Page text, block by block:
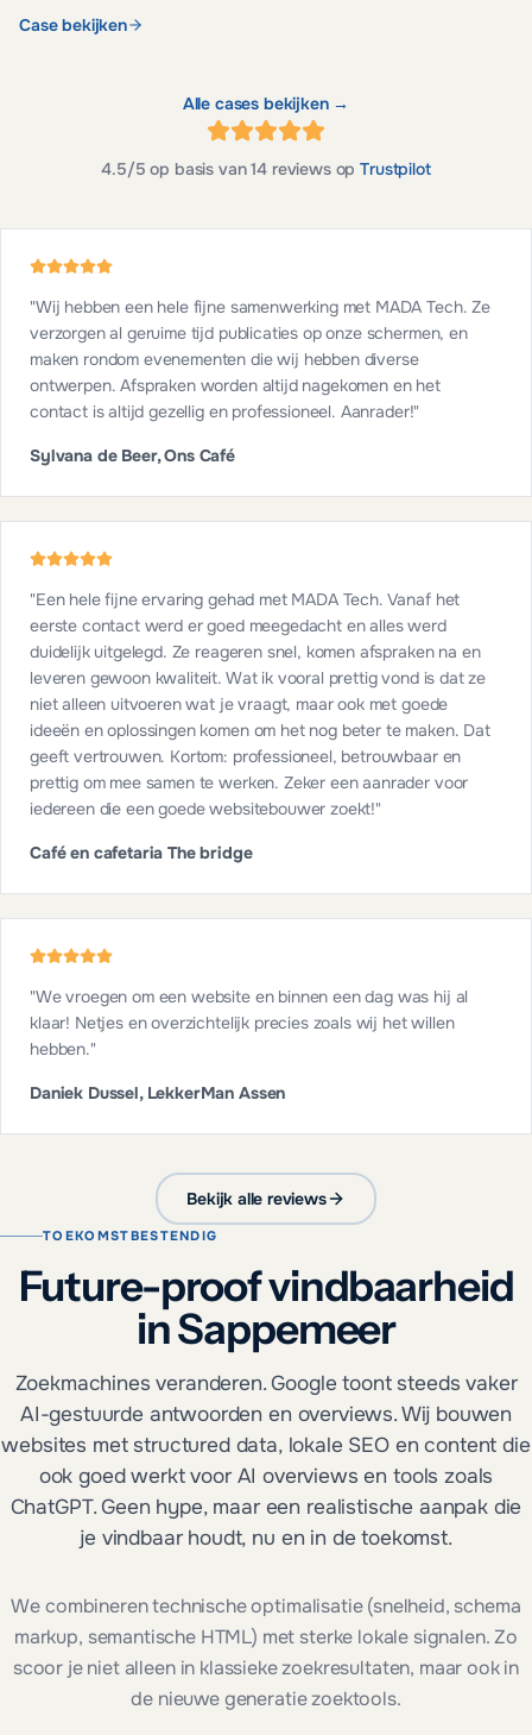
Case bekijken
Alle cases bekijken →
4.5/5 op basis van14 reviews op Trustpilot
"Wij hebben een hele fijne samenwerking met MADA Tech. Ze
verzorgen al geruime tijd publicaties op onze schermen, en
maken rondom evenementen die wij hebben diverse
ontwerpen. Afspraken worden altijd nagekomen en het
contact is altijd gezellig en professioneel. Aanrader!"
Sylvana de Beer, Ons Café
"Een hele fijne ervaring gehad met MADA Tech. Vanaf het
eerste contact werd er goed meegedacht en alles werd
duidelijk uitgelegd. Ze reageren snel, komen afspraken na en
leveren gewoon kwaliteit. Wat ik vooral prettig vond is dat ze
niet alleen uitvoeren wat je vraagt, maar ook met goede
ideeën en oplossingen komen om het nog beter te maken. Dat
geeft vertrouwen. Kortom: professioneel, betrouwbaar en
prettig om mee samen te werken. Zeker een aanrader voor
iedereen die een goede websitebouwer zoekt!"
Café en cafetaria The bridge
"We vroegen om een website en binnen een dag was hij al
klaar! Netjes en overzichtelijk precies zoals wij het willen
hebben."
Daniek Dussel, LekkerMan Assen
Bekijk alle reviews
TOEKOMSTBESTENDIG
Future-proof vindbaarheid
in Sappemeer
Zoekmachines veranderen. Google toont steeds vaker
AI-gestuurde antwoorden en overviews. Wij bouwen
websites met structured data, lokale SEO en content die
ook goed werkt voor AI overviews en tools zoals
ChatGPT. Geen hype, maar een realistische aanpak die
je vindbaar houdt, nu en in de toekomst.
We combineren technische optimalisatie (snelheid, schema
markup, semantische HTML) met sterke lokale signalen. Zo
scoor je niet alleen in klassieke zoekresultaten, maar ook in
de nieuwe generatie zoektools.